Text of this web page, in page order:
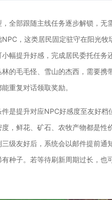
全部跟随主线任务逐步解锁，无
，这类居民固定驻守在阳光
幅提升好感，完成居民委托任务
的毛毛怪、雪山的杰西，需要
重复对话领取奖励。
是提升对应NPC好感度至友好
，鲜花、矿石、农牧产物都是
级友好后，系统会以邮件提前
种子。若等待刷新周期过长，